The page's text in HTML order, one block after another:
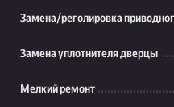
Замена/реголировка
Замена уплотнителя дверцы
Мелкий ремонт